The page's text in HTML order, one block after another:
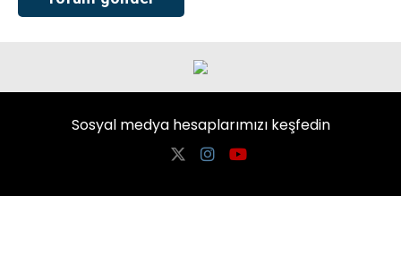
Sosyal medya hesaplarımızı keşfedin